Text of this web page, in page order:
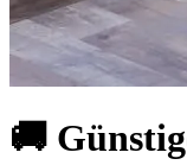
🚚